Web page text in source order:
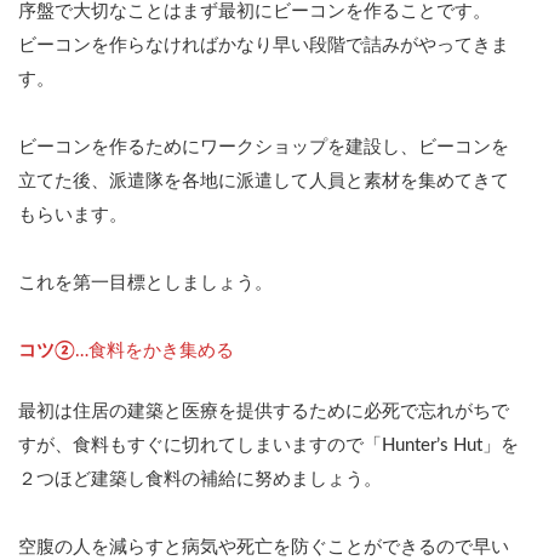
序盤で大切なことはまず最初にビーコンを作ることです。
ビーコンを作らなければかなり早い段階で詰みがやってきま
す。
ビーコンを作るためにワークショップを建設し、ビーコンを
立てた後、派遣隊を各地に派遣して人員と素材を集めてきて
もらいます。
これを第一目標としましょう。
コツ②…食料をかき集める
最初は住居の建築と医療を提供するために必死で忘れがちで
すが、食料もすぐに切れてしまいますので「Hunter’s Hut」を
２つほど建築し食料の補給に努めましょう。
空腹の人を減らすと病気や死亡を防ぐことができるので早い